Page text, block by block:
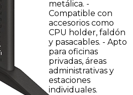
metálica. -
Compatible con
accesorios como
CPU holder, faldón
y pasacables. - Apto
para oficinas
privadas, áreas
administrativas y
estaciones
individuales.